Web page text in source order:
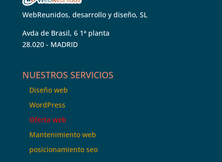
WebReunidos, desarrollo y diseño, SL
Avda de Brasil, 6 1ª planta
28.020 - MADRID
NUESTROS SERVICIOS
Diseño web
WordPress
Oferta web
Mantenimiento web
posicionamiento seo